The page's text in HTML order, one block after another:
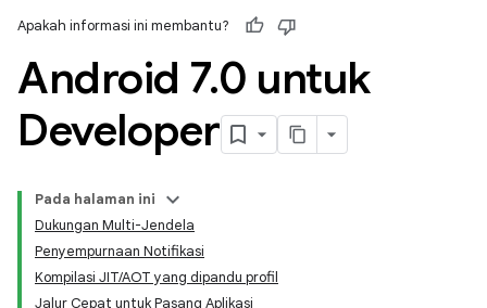
Apakah informasi ini membantu?
Android 7.0 untuk
Developer
Pada halaman ini
Dukungan Multi-Jendela
Penyempurnaan Notifikasi
Kompilasi JIT/AOT yang dipandu profil
Jalur Cepat untuk Pasang Aplikasi